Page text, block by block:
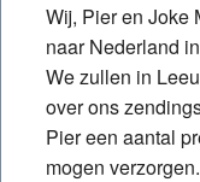
Wij, Pier en Joke
naar Nederland
We zullen in
over ons
Pier een aantal
mogen verzorgen.